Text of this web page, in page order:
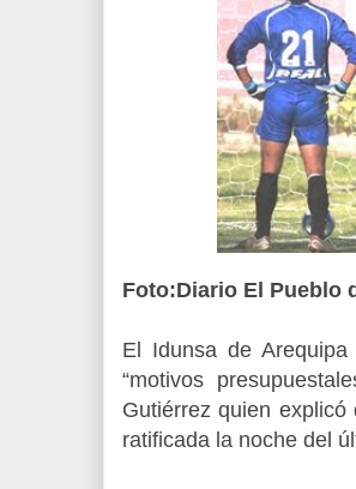
Foto:Diario El Pueblo
El Idunsa de
“motivos
Gutiérrez quien
ratificada la noche del